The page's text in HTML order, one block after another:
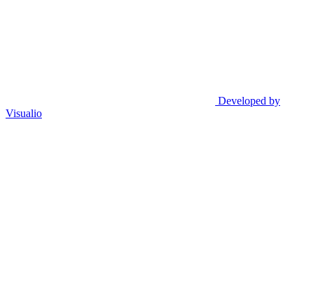
Developed by
Visualio